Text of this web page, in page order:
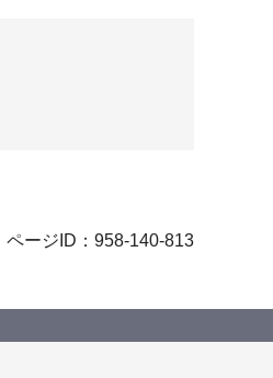
ページID：958-140-813